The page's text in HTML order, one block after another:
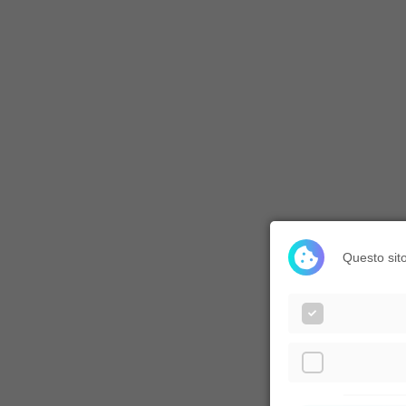
Questo